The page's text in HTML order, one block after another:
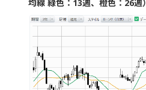
均線 緑色：13週、橙色：26週）